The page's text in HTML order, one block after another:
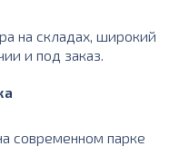
на складах, широкий
и под заказ.
современном парке